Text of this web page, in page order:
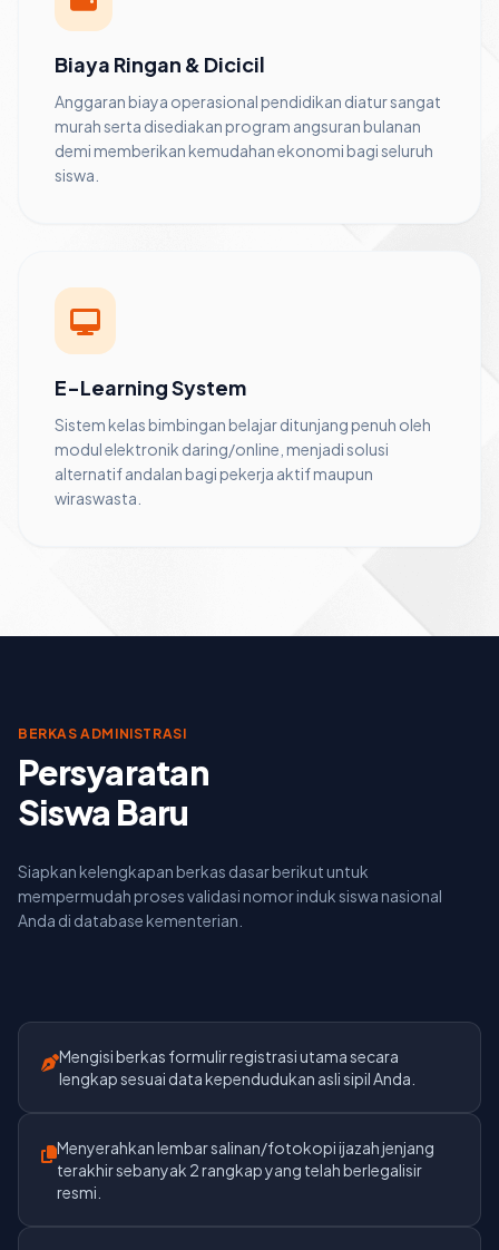
Biaya Ringan & Dicicil
Anggaran biaya operasional pendidikan diatur sangat
murah serta disediakan program angsuran bulanan
demi memberikan kemudahan ekonomi bagi seluruh
siswa.
E-Learning System
Sistem kelas bimbingan belajar ditunjang penuh oleh
modul elektronik daring/online, menjadi solusi
alternatif andalan bagi pekerja aktif maupun
wiraswasta.
BERKAS ADMINISTRASI
Persyaratan
Siswa Baru
Siapkan kelengkapan berkas dasar berikut untuk
mempermudah proses validasi nomor induk siswa nasional
Anda di database kementerian.
Mengisi berkas formulir registrasi utama secara
lengkap sesuai data kependudukan asli sipil Anda.
Menyerahkan lembar salinan/fotokopi ijazah jenjang
terakhir sebanyak 2 rangkap yang telah berlegalisir
resmi.